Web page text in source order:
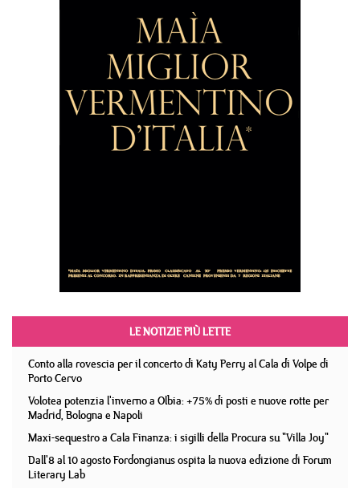
LE NOTIZIE PIÙ LETTE
Conto alla rovescia per il concerto di Katy Perry al Cala di Volpe di
Porto Cervo
Volotea potenzia l'inverno a Olbia: +75% di posti e nuove rotte per
Madrid, Bologna e Napoli
Maxi-sequestro a Cala Finanza: i sigilli della Procura su "Villa Joy"
Dall'8 al 10 agosto Fordongianus ospita la nuova edizione di Forum
Literary Lab